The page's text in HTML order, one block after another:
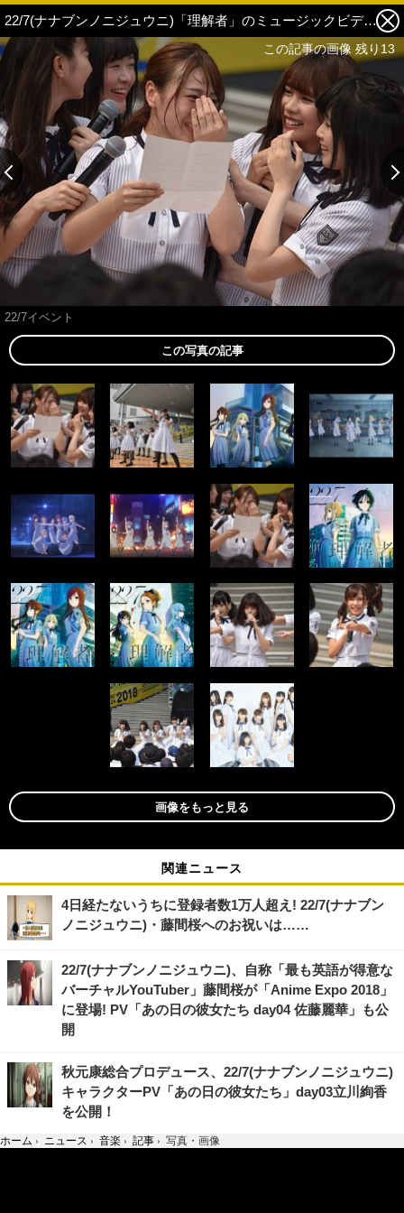
22/7(ナナブンノニジュウニ)「理解者」のミュージックビデオ解禁！ 『22/7計算中Special Event』の開催もサプライズ発表 7枚目の写真・画像
22/7イベント
この写真の記事
画像をもっと見る
関連ニュース
4日経たないうちに登録者数1万人超え! 22/7(ナナブン
ノニジュウニ)・藤間桜へのお祝いは……
22/7(ナナブンノニジュウニ)、自称「最も英語が得意な
バーチャルYouTuber」藤間桜が「Anime Expo 2018」
に登場! PV「あの日の彼女たち day04 佐藤麗華」も公
開
秋元康総合プロデュース、22/7(ナナブンノニジュウニ)
キャラクターPV「あの日の彼女たち」day03立川絢香
を公開！
この記事の画像 残り13
ホーム › ニュース › 音楽 › 記事 › 写真・画像